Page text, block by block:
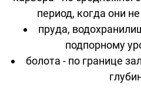
период, когда они
пруда,
подпорному
болота - по границе